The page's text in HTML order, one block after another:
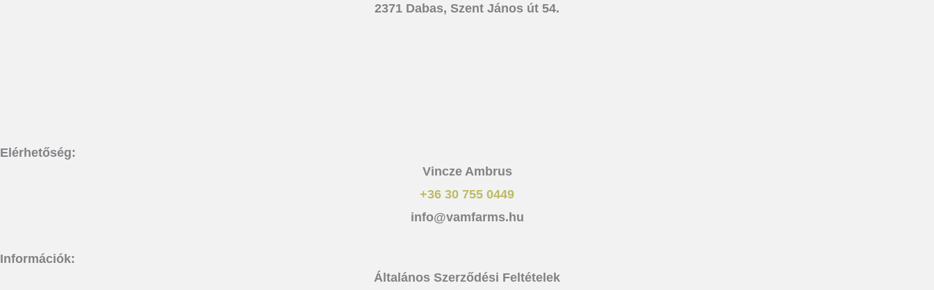
2371 Dabas, Szent János út 54.
Elérhetőség:
Vincze Ambrus
+36 30 755 0449
info@vamfarms.hu
Információk:
Általános Szerződési Feltételek